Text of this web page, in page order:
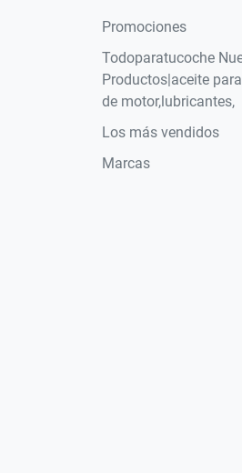
Promociones
Todoparatucoche
Productos|aceite
de motor,lubricantes,
Los más vendidos
Marcas